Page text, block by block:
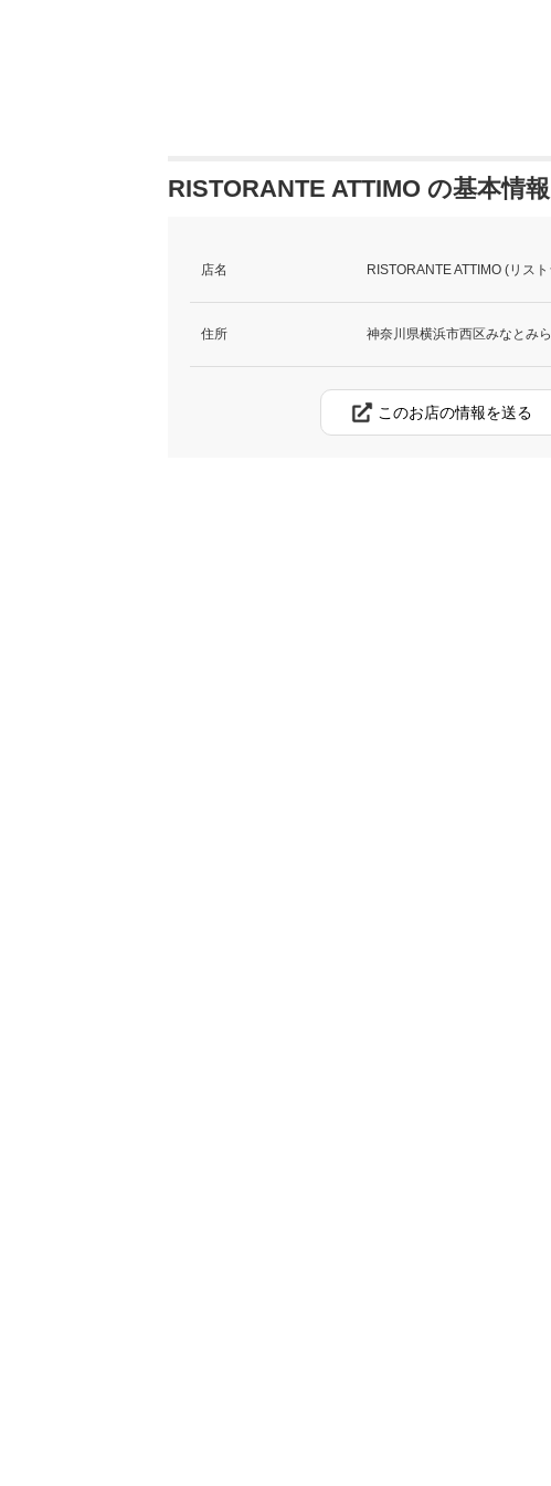
RISTORANTE ATTIMO の基本情報
店名 RISTORANTE ATTIMO (リス
住所 神奈川県横浜市西区みなとみ
このお店の情報を送る